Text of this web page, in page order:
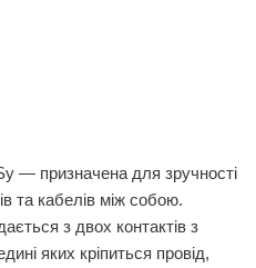
— призначена для зручності
та кабелів між собою.
з двох контактів з
яких кріпиться провід,